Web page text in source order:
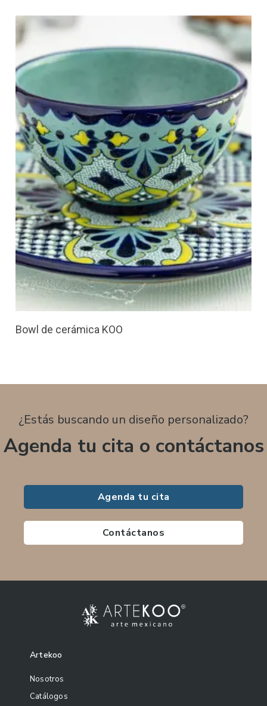
Bowl de cerámica KOO
¿Estás buscando un diseño personalizado?
Agenda tu cita o contáctanos
Agenda tu cita
Contáctanos
Artekoo
Nosotros
Catálogos